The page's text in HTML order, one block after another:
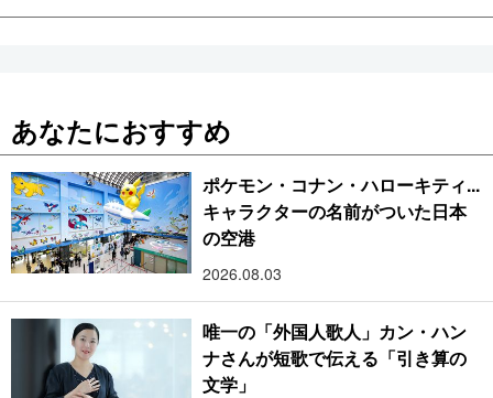
あなたにおすすめ
ポケモン・コナン・ハローキティ...
キャラクターの名前がついた日本
の空港
2026.08.03
唯一の「外国人歌人」カン・ハン
ナさんが短歌で伝える「引き算の
文学」